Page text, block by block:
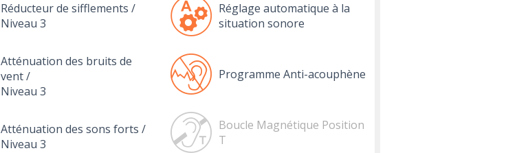
Réducteur de sifflements /
Niveau 3
Atténuation des bruits de
vent /
Niveau 3
Atténuation des sons forts /
Niveau 3
Réglage automatique à la
situation sonore
Programme Anti-acouphène
Boucle Magnétique Position
T